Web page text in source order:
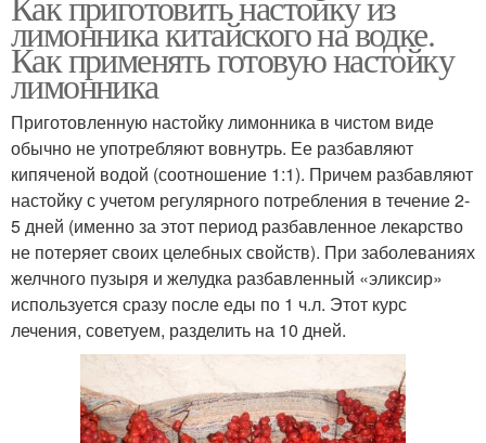
лимонника китайского на водке.
Как применять готовую настойку
лимонника
Приготовленную настойку лимонника в чистом виде
обычно не употребляют вовнутрь. Ее разбавляют
кипяченой водой (соотношение 1:1). Причем разбавляют
настойку с учетом регулярного потребления в течение 2-
5 дней (именно за этот период разбавленное лекарство
не потеряет своих целебных свойств). При заболеваниях
желчного пузыря и желудка разбавленный «эликсир»
используется сразу после еды по 1 ч.л. Этот курс
лечения, советуем, разделить на 10 дней.